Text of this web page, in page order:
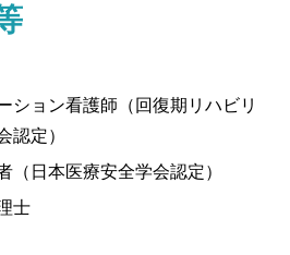
ション看護師（回復期リハビリ
認定）
（日本医療安全学会認定）
士